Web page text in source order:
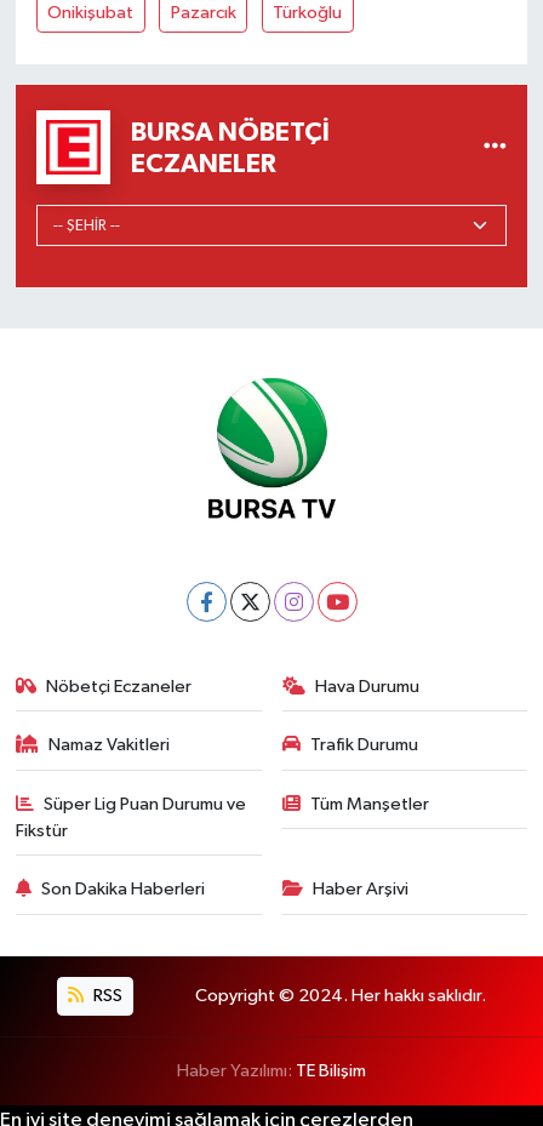
Onikişubat Pazarcık Türkoğlu
BURSA NÖBETÇI
ECZANELER
Nöbetçi Eczaneler Hava Durumu
Namaz Vakitleri Trafik Durumu
Süper Lig Puan Durumu ve
Fikstür
Tüm Manşetler
Son Dakika Haberleri Haber Arşivi
RSS Copyright © 2024. Her hakkı saklıdır.
Haber Yazılımı: TE Bilişim
En iyi site deneyimi sağlamak için çerezlerden